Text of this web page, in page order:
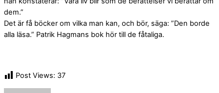
dem.”
Det är få böcker om vilka man kan, och bör, säga: ”Den borde
alla läsa.” Patrik Hagmans bok hör till de fåtaliga.
Post Views: 37